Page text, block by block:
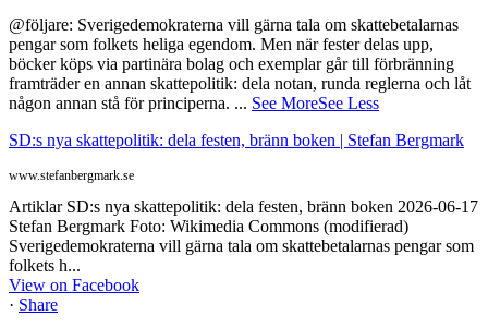
@följare: Sverigedemokraterna vill gärna tala om skattebetalarnas
pengar som folkets heliga egendom. Men när fester delas upp,
böcker köps via partinära bolag och exemplar går till förbränning
framträder en annan skattepolitik: dela notan, runda reglerna och låt
någon annan stå för principerna. ... See MoreSee Less
SD:s nya skattepolitik: dela festen, bränn boken | Stefan Bergmark
www.stefanbergmark.se
Artiklar SD:s nya skattepolitik: dela festen, bränn boken 2026-06-17
Stefan Bergmark Foto: Wikimedia Commons (modifierad)
Sverigedemokraterna vill gärna tala om skattebetalarnas pengar som
folkets h...
View on Facebook
· Share